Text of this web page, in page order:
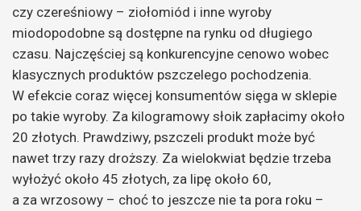
czy czereśniowy – ziołomiód i inne wyroby
miodopodobne są dostępne na rynku od długiego
czasu. Najczęściej są konkurencyjne cenowo wobec
klasycznych produktów pszczelego pochodzenia.
W efekcie coraz więcej konsumentów sięga w sklepie
po takie wyroby. Za kilogramowy słoik zapłacimy około
20 złotych. Prawdziwy, pszczeli produkt może być
nawet trzy razy droższy. Za wielokwiat będzie trzeba
wyłożyć około 45 złotych, za lipę około 60,
a za wrzosowy – choć to jeszcze nie ta pora roku –